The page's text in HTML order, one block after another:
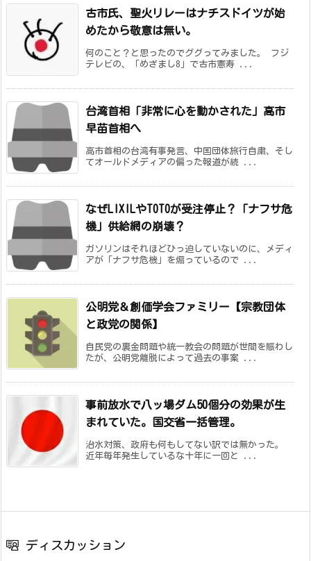
古市氏、聖火リレーはナチスドイツが始
めたから敬意は無い。
何のこと？と思ったのでググってみました。 フジ
テレビの、「めざまし8」で古市憲寿 ...
台湾首相「非常に心を動かされた」高市
早苗首相へ
高市首相の台湾有事発言、中国団体旅行自粛、そし
てオールドメディアの偏った報道が続 ...
なぜLIXILやTOTOが受注停止？「ナフサ危
機」供給網の崩壊？
ガソリンはそれほどひっ迫していないのに、メディ
アが「ナフサ危機」を煽っているので ...
公明党＆創価学会ファミリー【宗教団体
と政党の関係】
自民党の裏金問題や統一教会の問題が世間を賑わし
たが、公明党離脱によって過去の事案 ...
事前放水で八ッ場ダム50個分の効果が生
まれていた。国交省一括管理。
治水対策、政府も何もしてない訳では無かった。
近年毎年発生しているな十年に一回と ...
ディスカッション